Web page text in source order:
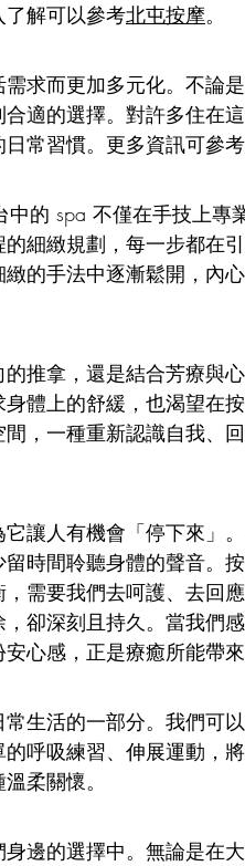
解可以參考北屯按摩。
求而更加多元化。不論
適的選擇。對許多住在
常習慣。更多資訊可參考
的 spa 不僅在手技上專
細緻規劃，每一步都在
的手法中逐漸鬆開，內
推拿，還是結合芳療與
體上的舒緩，也渴望在
，一種重新認識自我、
讓人有機會「停下來」
時間聆聽身體的聲音。
需要我們去呵護、去回應
卻深刻且持久。當我們
心感，正是療癒所能帶來
生活的一部分。我們可
呼吸練習、伸展運動，
柔關懷。
邊的選擇中。無論是在